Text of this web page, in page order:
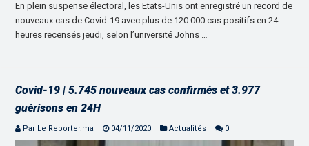
En plein suspense électoral, les Etats-Unis ont enregistré un record de
nouveaux cas de Covid-19 avec plus de 120.000 cas positifs en 24
heures recensés jeudi, selon l’université Johns …
Covid-19 | 5.745 nouveaux cas confirmés et 3.977
guérisons en 24H
Par Le Reporter.ma 04/11/2020 Actualités 0